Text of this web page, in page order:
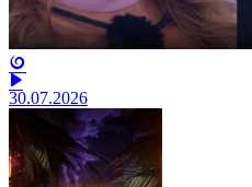
30.07.2026